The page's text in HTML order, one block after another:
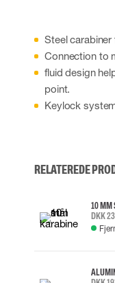
Steel
Connection to
fluid design
point.
Keylock
RELATEREDE
10 MM
DKK